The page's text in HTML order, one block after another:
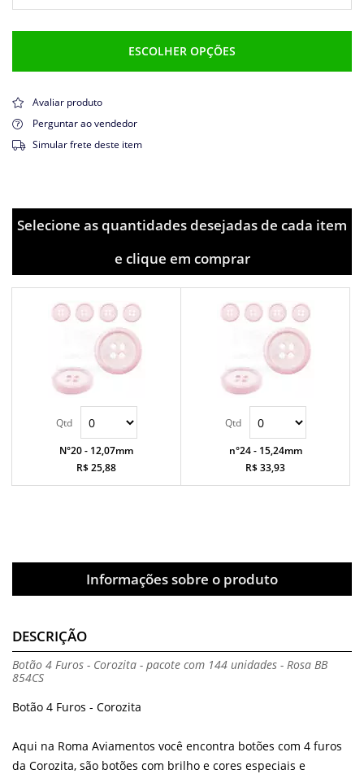
ESCOLHER OPÇÕES
Avaliar produto
Perguntar ao vendedor
Simular frete deste item
Selecione as quantidades desejadas de cada item
e clique em comprar
N°20 - 12,07mm
R$ 25,88
n°24 - 15,24mm
R$ 33,93
Informações sobre o produto
DESCRIÇÃO
Botão 4 Furos - Corozita - pacote com 144 unidades - Rosa BB
854CS
Botão 4 Furos - Corozita
Aqui na Roma Aviamentos você encontra botões com 4 furos
da Corozita, são botões com brilho e cores especiais e